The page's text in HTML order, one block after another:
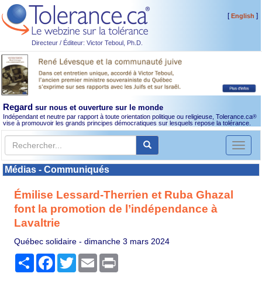
Directeur / Éditeur: Victor Teboul, Ph.D.
[English ]
Regard sur nous et ouverture sur le monde
Indépendant et neutre par rapport à toute orientation politique ou religieuse, Tolerance.ca®
vise à promouvoir les grands principes démocratiques sur lesquels repose la tolérance.
Toggle
Médias - Communiqués
Émilise Lessard-Therrien et Ruba Ghazal
font la promotion de l’indépendance à
Lavaltrie
Québec solidaire -dimanche 3 mars 2024
PartagerFacebook
TwitterEmail